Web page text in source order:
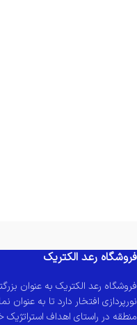
فروشگاه رعد الکتریک
فروشگاه رعد الکتریک به عنوان
نورپردازی افتخار دارد تا به
منطقه در راستای اهداف